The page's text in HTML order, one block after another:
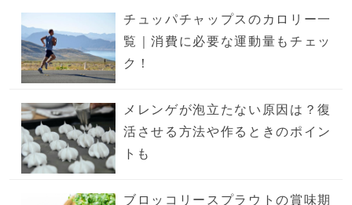
チュッパチャップスのカロリー一
覧｜消費に必要な運動量もチェッ
ク！
メレンゲが泡立たない原因は？復
活させる方法や作るときのポイン
トも
ブロッコリースプラウトの賞味期